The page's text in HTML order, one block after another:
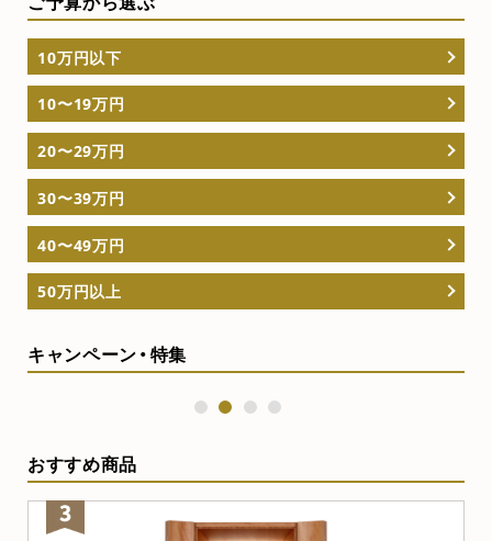
10万円以下
10〜19万円
20〜29万円
30〜39万円
40〜49万円
50万円以上
キャンペーン・特集
3
おすすめ商品